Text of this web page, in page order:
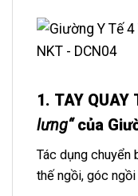
1. TAY QUAY
lưng“của
Tác dụng chuyển
thế ngồi, góc